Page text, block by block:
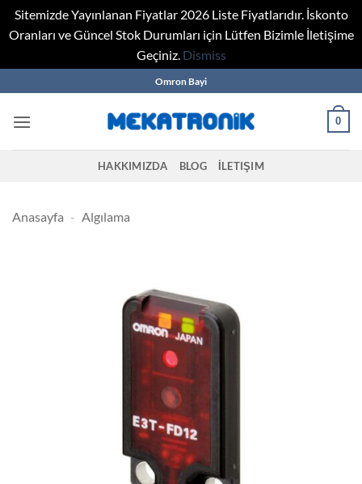
Sitemizde Yayınlanan Fiyatlar 2026 Liste Fiyatlarıdır. İskonto
Oranları ve Güncel Stok Durumları için Lütfen Bizimle İletişime
Geçiniz. Dismiss
to
content
Omron Bayi
0
HAKKIMIZDA BLOG İLETIŞIM
Anasayfa - Algılama